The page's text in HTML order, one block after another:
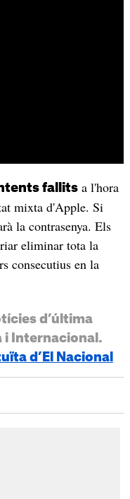
fallitsa l'hora
mixta d'Apple. Si
la contrasenya. Els
eliminar tota la
consecutius en la
d’última
i Internacional.
d’El Nacional